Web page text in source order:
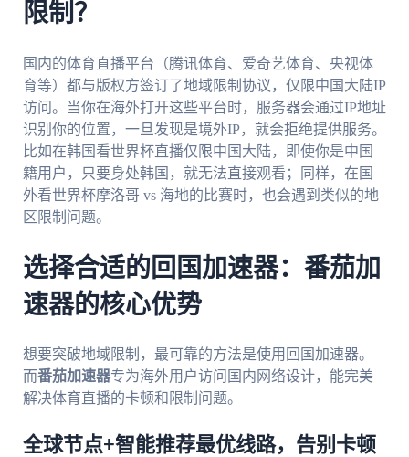
限制？
国内的体育直播平台（腾讯体育、爱奇艺体育、央视体
育等）都与版权方签订了地域限制协议，仅限中国大陆IP
访问。当你在海外打开这些平台时，服务器会通过IP地址
识别你的位置，一旦发现是境外IP，就会拒绝提供服务。
比如在韩国看世界杯直播仅限中国大陆，即使你是中国
籍用户，只要身处韩国，就无法直接观看；同样，在国
外看世界杯摩洛哥 vs 海地的比赛时，也会遇到类似的地
区限制问题。
选择合适的回国加速器：番茄加
速器的核心优势
想要突破地域限制，最可靠的方法是使用回国加速器。
而番茄加速器专为海外用户访问国内网络设计，能完美
解决体育直播的卡顿和限制问题。
全球节点+智能推荐最优线路，告别卡顿